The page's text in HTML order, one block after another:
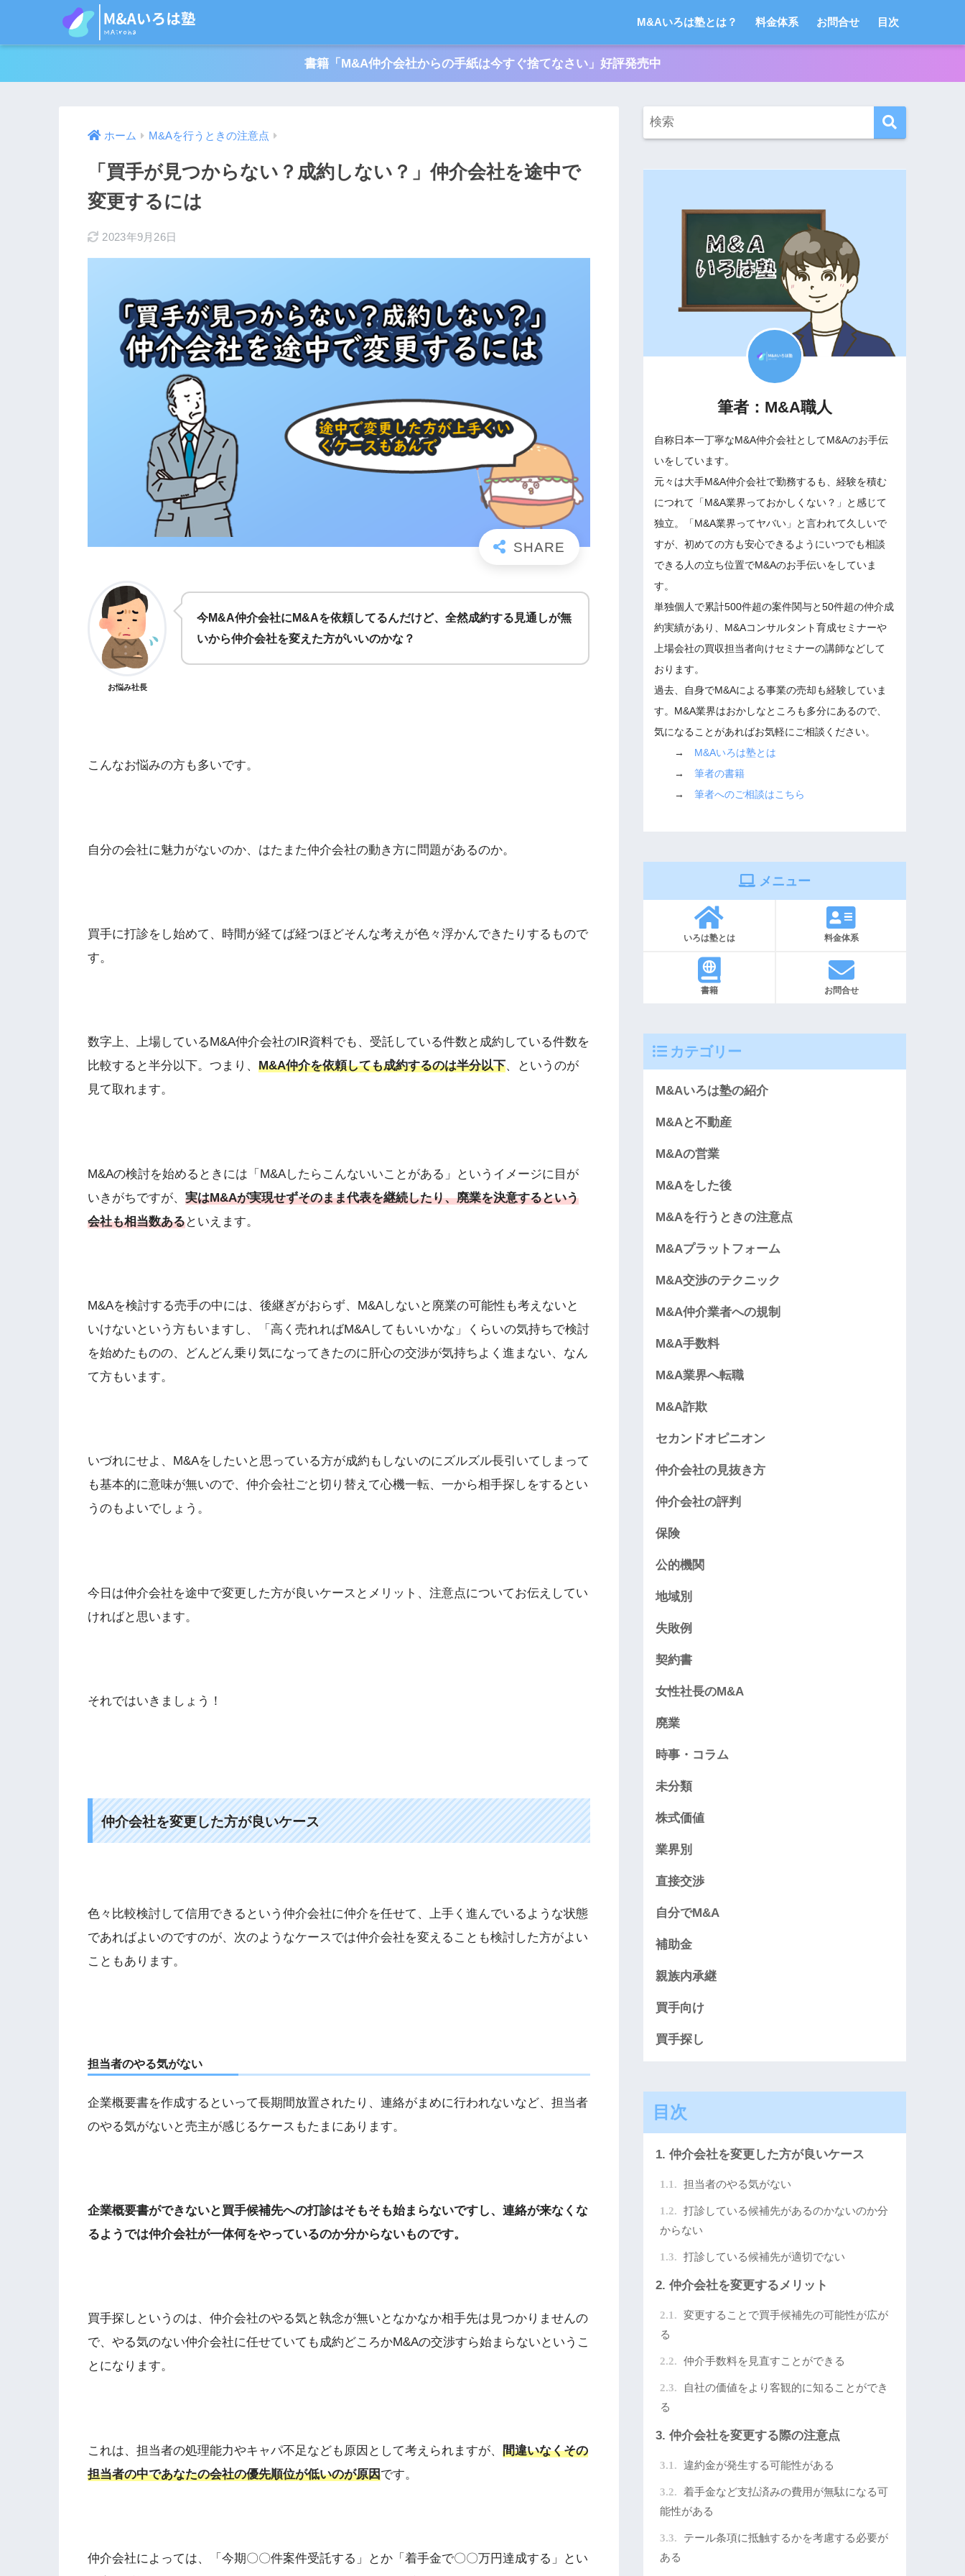
M&Aいろは塾とは？ 料金体系 お問合せ 目次
書籍「M&A仲介会社からの手紙は今すぐ捨てなさい」好評発売中
ホーム M&Aを行うときの注意点
「買手が見つからない？成約しない？」仲介会社を途中で
変更するには
2023年9月26日
お悩み社長
今M&A仲介会社にM&Aを依頼してるんだけど、全然成約する見通しが無
いから仲介会社を変えた方がいいのかな？
こんなお悩みの方も多いです。
自分の会社に魅力がないのか、はたまた仲介会社の動き方に問題があるのか。
買手に打診をし始めて、時間が経てば経つほどそんな考えが色々浮かんできたりするもので
す。
数字上、上場しているM&A仲介会社のIR資料でも、受託している件数と成約している件数を
比較すると半分以下。つまり、 M&A仲介を依頼しても成約するのは半分以下、というのが
見て取れます。
M&Aの検討を始めるときには「M&Aしたらこんないいことがある」というイメージに目が
いきがちですが、 実はM&Aが実現せずそのまま代表を継続したり、廃業を決意するという
会社も相当数あるといえます。
M&Aを検討する売手の中には、後継ぎがおらず、M&Aしないと廃業の可能性も考えないと
いけないという方もいますし、「高く売れればM&Aしてもいいかな」くらいの気持ちで検討
を始めたものの、どんどん乗り気になってきたのに肝心の交渉が気持ちよく進まない、なん
て方もいます。
いづれにせよ、M&Aをしたいと思っている方が成約もしないのにズルズル長引いてしまって
も基本的に意味が無いので、仲介会社ごと切り替えて心機一転、一から相手探しをするとい
うのもよいでしょう。
今日は仲介会社を途中で変更した方が良いケースとメリット、注意点についてお伝えしてい
ければと思います。
それではいきましょう！
仲介会社を変更した方が良いケース
色々比較検討して信用できるという仲介会社に仲介を任せて、上手く進んでいるような状態
であればよいのですのが、次のようなケースでは仲介会社を変えることも検討した方がよい
こともあります。
担当者のやる気がない
企業概要書を作成するといって長期間放置されたり、連絡がまめに行われないなど、担当者
のやる気がないと売主が感じるケースもたまにあります。
企業概要書ができないと買手候補先への打診はそもそも始まらないですし、連絡が来なくな
るようでは仲介会社が一体何をやっているのか分からないものです。
買手探しというのは、仲介会社のやる気と執念が無いとなかなか相手先は見つかりませんの
で、やる気のない仲介会社に任せていても成約どころかM&Aの交渉すら始まらないというこ
とになります。
これは、担当者の処理能力やキャパ不足なども原因として考えられますが、 間違いなくその
担当者の中であなたの会社の優先順位が低いのが原因です。
仲介会社によっては、「今期〇〇件案件受託する」とか「着手金で〇〇万円達成する」とい
筆者：M&A職人
自称日本一丁寧なM&A仲介会社としてM&Aのお手伝
いをしています。
元々は大手M&A仲介会社で勤務するも、経験を積む
につれて「M&A業界っておかしくない？」と感じて
独立。「M&A業界ってヤバい」と言われて久しいで
すが、初めての方も安心できるようにいつでも相談
できる人の立ち位置でM&Aのお手伝いをしていま
す。
単独個人で累計500件超の案件関与と50件超の仲介成
約実績があり、M&Aコンサルタント育成セミナーや
上場会社の買収担当者向けセミナーの講師などして
おります。
過去、自身でM&Aによる事業の売却も経験していま
す。M&A業界はおかしなところも多分にあるので、
気になることがあればお気軽にご相談ください。
→ M&Aいろは塾とは
→筆者の書籍
→筆者へのご相談はこちら
メニュー
いろは塾とは 料金体系
書籍 お問合せ
カテゴリー
M&Aいろは塾の紹介
M&Aと不動産
M&Aの営業
M&Aをした後
M&Aを行うときの注意点
M&Aプラットフォーム
M&A交渉のテクニック
M&A仲介業者への規制
M&A手数料
M&A業界へ転職
M&A詐欺
セカンドオピニオン
仲介会社の見抜き方
仲介会社の評判
保険
公的機関
地域別
失敗例
契約書
女性社長のM&A
廃業
時事・コラム
未分類
株式価値
業界別
直接交渉
自分でM&A
補助金
親族内承継
買手向け
買手探し
目次
仲介会社を変更した方が良いケース
担当者のやる気がない
打診している候補先があるのかないのか分
からない
打診している候補先が適切でない
仲介会社を変更するメリット
変更することで買手候補先の可能性が広が
る
仲介手数料を見直すことができる
自社の価値をより客観的に知ることができ
る
仲介会社を変更する際の注意点
違約金が発生する可能性がある
着手金など支払済みの費用が無駄になる可
能性がある
テール条項に抵触するかを考慮する必要が
ある